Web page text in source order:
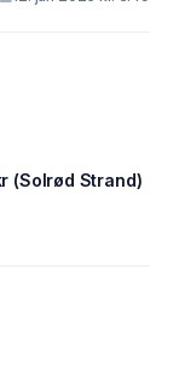
(Solrød Strand)